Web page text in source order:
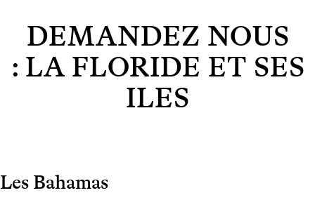
DEMANDEZ NOUS
: LA FLORIDE ET SES
ILES
Les Bahamas